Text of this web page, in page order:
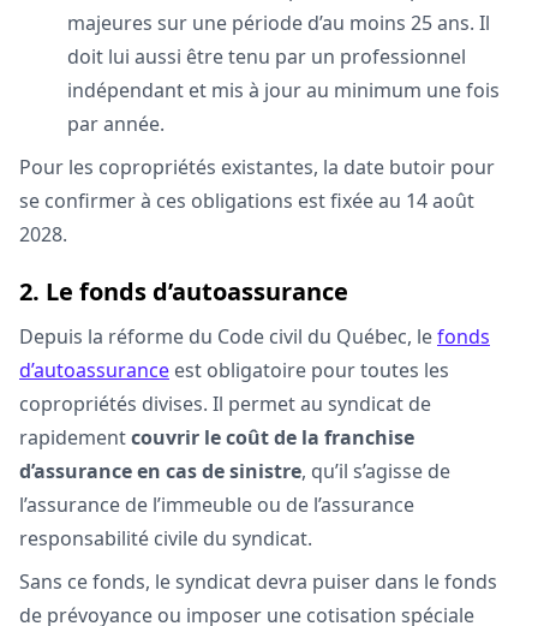
majeures sur une période d’au moins 25 ans. Il
doit lui aussi être tenu par un professionnel
indépendant et mis à jour au minimum une fois
par année.
Pour les copropriétés existantes, la date butoir pour
se confirmer à ces obligations est fixée au 14 août
2028.
2. Le fonds d’autoassurance
Depuis la réforme du Code civil du Québec, lefonds
d’autoassurance est obligatoire pour toutes les
copropriétés divises. Il permet au syndicat de
rapidementcouvrir le coût de la franchise
d’assurance en cas de sinistre, qu’il s’agisse de
l’assurance de l’immeuble ou de l’assurance
responsabilité civile du syndicat.
Sans ce fonds, le syndicat devra puiser dans le fonds
de prévoyance ou imposer une cotisation spéciale